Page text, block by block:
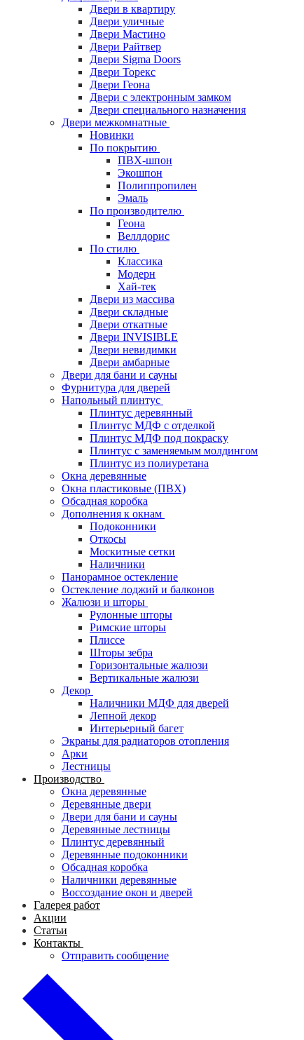
Двери в квартиру
Двери уличные
Двери Мастино
Двери Райтвер
Двери Sigma Doors
Двери Торекс
Двери Геона
Двери с электронным замком
Двери специального назначения
Двери межкомнатные
Новинки
По покрытию
ПВХ-шпон
Экошпон
Полиппропилен
Эмаль
По производителю
Геона
Веллдорис
По стилю
Классика
Модерн
Хай-тек
Двери из массива
Двери складные
Двери откатные
Двери INVISIBLE
Двери невидимки
Двери амбарные
Двери для бани и сауны
Фурнитура для дверей
Напольный плинтус
Плинтус деревянный
Плинтус МДФ с отделкой
Плинтус МДФ под покраску
Плинтус с заменяемым молдингом
Плинтус из полиуретана
Окна деревянные
Окна пластиковые (ПВХ)
Обсадная коробка
Дополнения к окнам
Подоконники
Откосы
Москитные сетки
Наличники
Панорамное остекление
Остекление лоджий и балконов
Жалюзи и шторы
Рулонные шторы
Римские шторы
Плиссе
Шторы зебра
Горизонтальные жалюзи
Вертикальные жалюзи
Декор
Наличники МДФ для дверей
Лепной декор
Интерьерный багет
Экраны для радиаторов отопления
Арки
Лестницы
Производство
Окна деревянные
Деревянные двери
Двери для бани и сауны
Деревянные лестницы
Плинтус деревянный
Деревянные подоконники
Обсадная коробка
Наличники деревянные
Воссоздание окон и дверей
Галерея работ
Акции
Статьи
Контакты
Отправить сообщение